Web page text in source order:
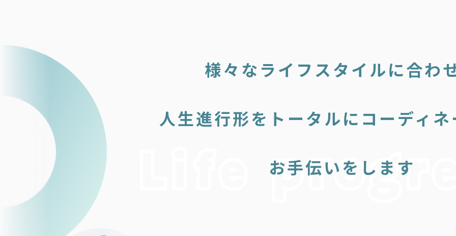
様々なライフスタイルに合わ
人生進行形をトータルにコーディ
お手伝いをします